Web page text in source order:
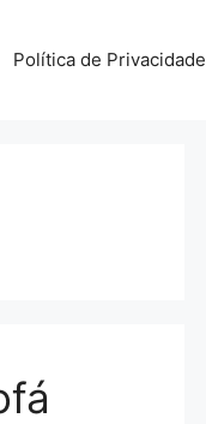
Política de Privacidade